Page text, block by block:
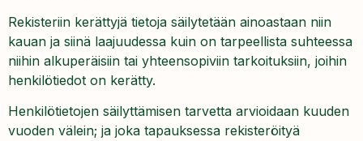
Rekisteriin kerättyjä tietoja säilytetään ainoastaan niin
kauan ja siinä laajuudessa kuin on tarpeellista suhteessa
niihin alkuperäisiin tai yhteensopiviin tarkoituksiin, joihin
henkilötiedot on kerätty.
Henkilötietojen säilyttämisen tarvetta arvioidaan kuuden
vuoden välein; ja joka tapauksessa rekisteröityä